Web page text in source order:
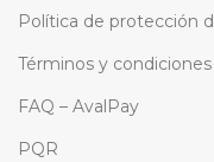
Política de protección
Términos y condiciones
FAQ – AvalPay
PQR